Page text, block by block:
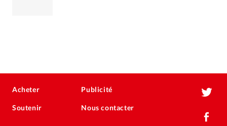
Acheter
Soutenir
Publicité
Nous contacter